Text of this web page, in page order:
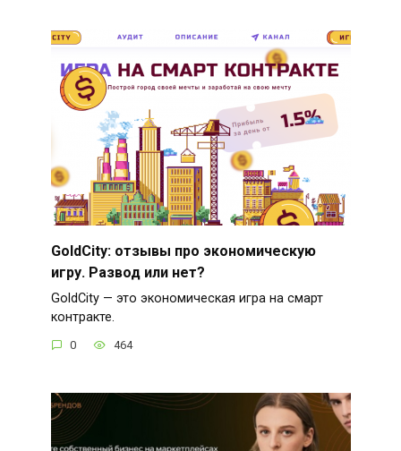
GoldCity: отзывы про экономическую
игру. Развод или нет?
GoldCity — это экономическая игра на смарт
контракте.
0 464